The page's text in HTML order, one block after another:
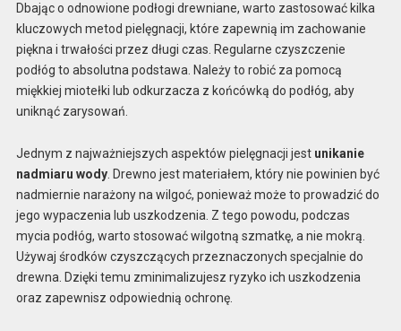
Dbając o odnowione podłogi drewniane, warto zastosować kilka
kluczowych metod pielęgnacji, które zapewnią im zachowanie
piękna i trwałości przez długi czas. Regularne czyszczenie
podłóg to absolutna podstawa. Należy to robić za pomocą
miękkiej miotełki lub odkurzacza z końcówką do podłóg, aby
uniknąć zarysowań.
Jednym z najważniejszych aspektów pielęgnacji jest unikanie
nadmiaru wody. Drewno jest materiałem, który nie powinien być
nadmiernie narażony na wilgoć, ponieważ może to prowadzić do
jego wypaczenia lub uszkodzenia. Z tego powodu, podczas
mycia podłóg, warto stosować wilgotną szmatkę, a nie mokrą.
Używaj środków czyszczących przeznaczonych specjalnie do
drewna. Dzięki temu zminimalizujesz ryzyko ich uszkodzenia
oraz zapewnisz odpowiednią ochronę.